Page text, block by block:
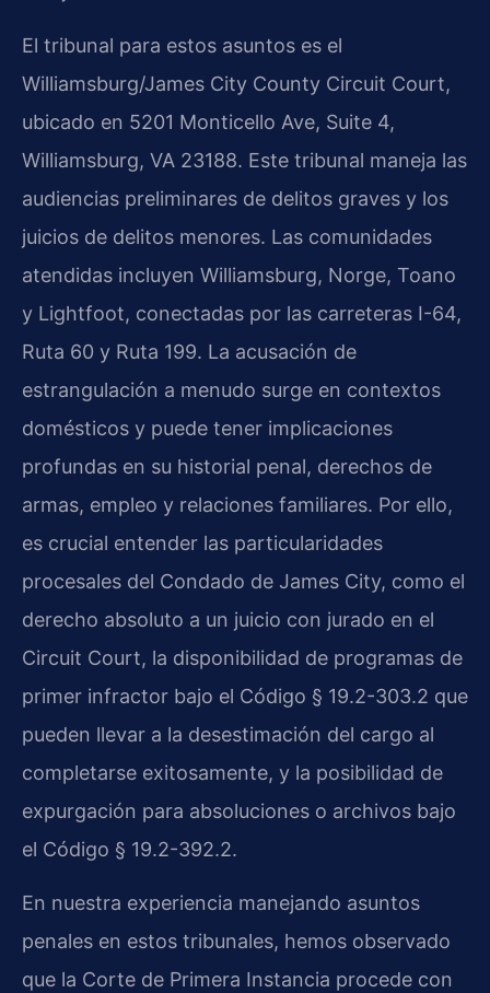
El tribunal para estos asuntos es el
Williamsburg/James City County Circuit Court,
ubicado en 5201 Monticello Ave, Suite 4,
Williamsburg, VA 23188. Este tribunal maneja las
audiencias preliminares de delitos graves y los
juicios de delitos menores. Las comunidades
atendidas incluyen Williamsburg, Norge, Toano
y Lightfoot, conectadas por las carreteras I-64,
Ruta 60 y Ruta 199. La acusación de
estrangulación a menudo surge en contextos
domésticos y puede tener implicaciones
profundas en su historial penal, derechos de
armas, empleo y relaciones familiares. Por ello,
es crucial entender las particularidades
procesales del Condado de James City, como el
derecho absoluto a un juicio con jurado en el
Circuit Court, la disponibilidad de programas de
primer infractor bajo el Código § 19.2-303.2 que
pueden llevar a la desestimación del cargo al
completarse exitosamente, y la posibilidad de
expurgación para absoluciones o archivos bajo
el Código § 19.2-392.2.
En nuestra experiencia manejando asuntos
penales en estos tribunales, hemos observado
que la Corte de Primera Instancia procede con